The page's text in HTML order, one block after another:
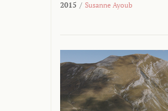
2015 / Susanne Ayoub